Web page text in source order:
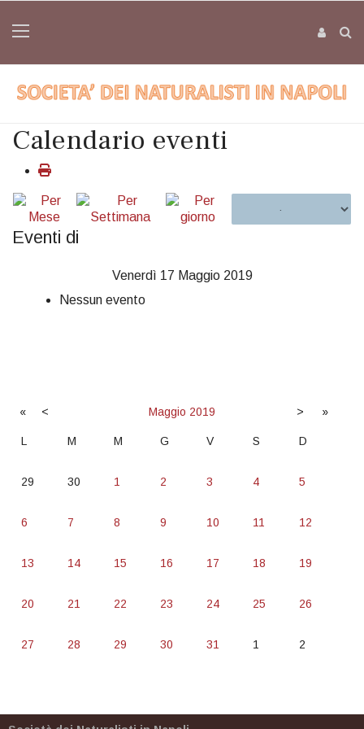
Calendario eventi
Eventi di
Venerdì 17 Maggio 2019
Nessun evento
« < Maggio 2019 > »
L M M G V S D
29 30 1 2 3 4 5
6 7 8 9 10 11 12
13 14 15 16 17 18 19
20 21 22 23 24 25 26
27 28 29 30 31 1 2